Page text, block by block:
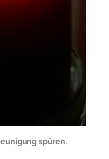
spüren.